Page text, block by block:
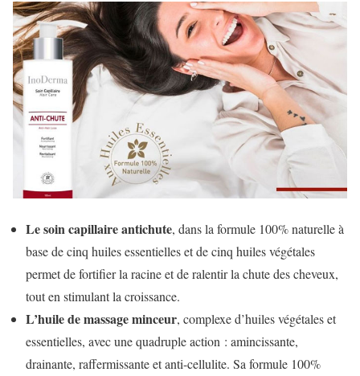
Lesoin capillaire antichute, dans la formule 100% naturelle à
base de cinq huiles essentielles et de cinq huiles végétales
permet de fortifier la racine et de ralentir la chute des cheveux,
tout en stimulant la croissance.
L’huile de massage minceur, complexe d’huiles végétales et
essentielles, avec une quadruple action : amincissante,
drainante, raffermissante et anti-cellulite. Sa formule 100%